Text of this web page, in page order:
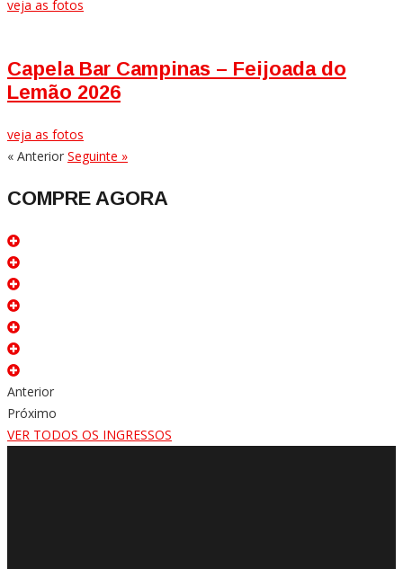
veja as fotos
Capela Bar Campinas – Feijoada do
Lemão 2026
veja as fotos
« Anterior Seguinte »
COMPRE AGORA
Anterior
Próximo
VER TODOS OS INGRESSOS